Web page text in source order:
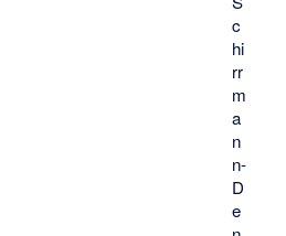
c
hi
rr
m
a
n
n-
D
e